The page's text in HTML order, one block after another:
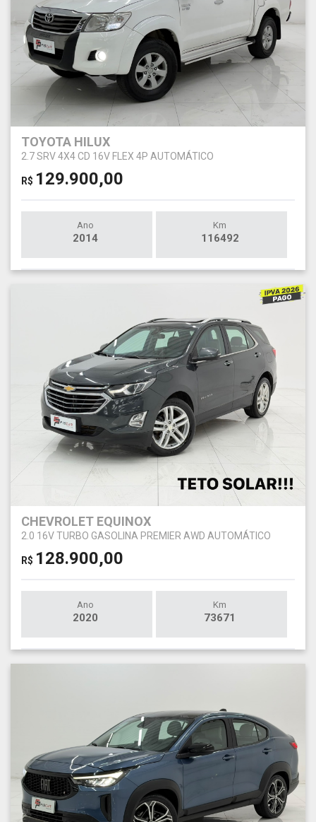
TOYOTA HILUX
2.7 SRV 4X4 CD 16V FLEX 4P AUTOMÁTICO
R$ 129.900,00
Ano
2014
Km
116492
CHEVROLET EQUINOX
2.0 16V TURBO GASOLINA PREMIER AWD AUTOMÁTICO
R$ 128.900,00
Ano
2020
Km
73671